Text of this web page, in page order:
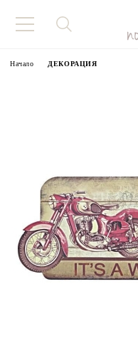
Начало ДЕКОРАЦИЯ